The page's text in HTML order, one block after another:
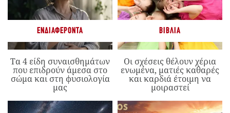
ΕΝΔΙΑΦΈΡΟΝΤΑ
Τα 4 είδη συναισθημάτων
που επιδρούν άμεσα στο
σώμα και στη φυσιολογία
μας
ΒΙΒΛΊΑ
Οι σχέσεις θέλουν χέρια
ενωμένα, ματιές καθαρές
και καρδιά έτοιμη να
μοιραστεί